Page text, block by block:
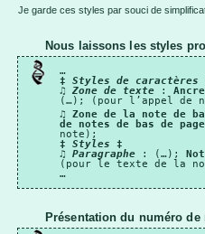
Je garde ces styles par souci de
Nous laissons les styles
…
‡Styles de caractères
♫Zone de texte :
(…); (pour l’appel de
♫Zone de la note de
de notes de bas de page
note);
‡Styles ‡
♫Paragraphe : (…);
(pour le texte de la
…
Présentation du numéro de